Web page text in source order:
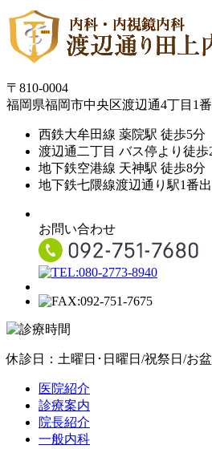
〒810-0004
福岡県福岡市中央区渡辺通4丁目1
西鉄大牟田線 薬院駅 徒歩5分
渡辺通二丁目 バス停より徒歩
地下鉄空港線 天神駅 徒歩8分
地下鉄七隈線渡辺通り駅1番
お問い合わせ
休診日：土曜日･日曜日/祝祭日/お
医院紹介
診療案内
院長紹介
一般内科